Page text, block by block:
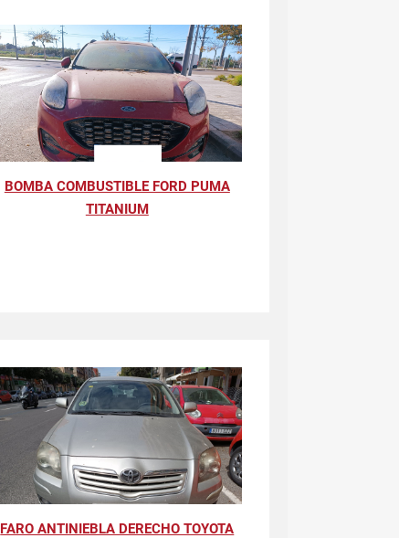
BOMBA COMBUSTIBLE FORD PUMA
TITANIUM
FARO ANTINIEBLA DERECHO TOYOTA